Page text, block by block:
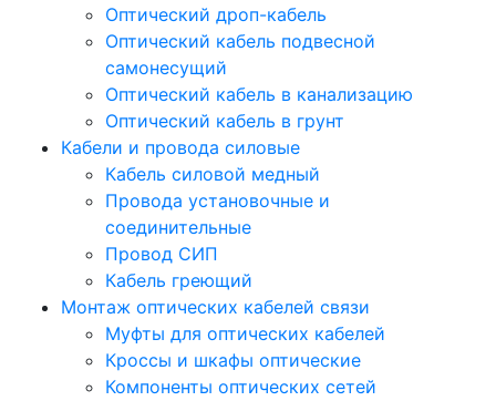
Оптический дроп-кабель
Оптический кабель подвесной
самонесущий
Оптический кабель в канализацию
Оптический кабель в грунт
Кабели и провода силовые
Кабель силовой медный
Провода установочные и
соединительные
Провод СИП
Кабель греющий
Монтаж оптических кабелей связи
Муфты для оптических кабелей
Кроссы и шкафы оптические
Компоненты оптических сетей